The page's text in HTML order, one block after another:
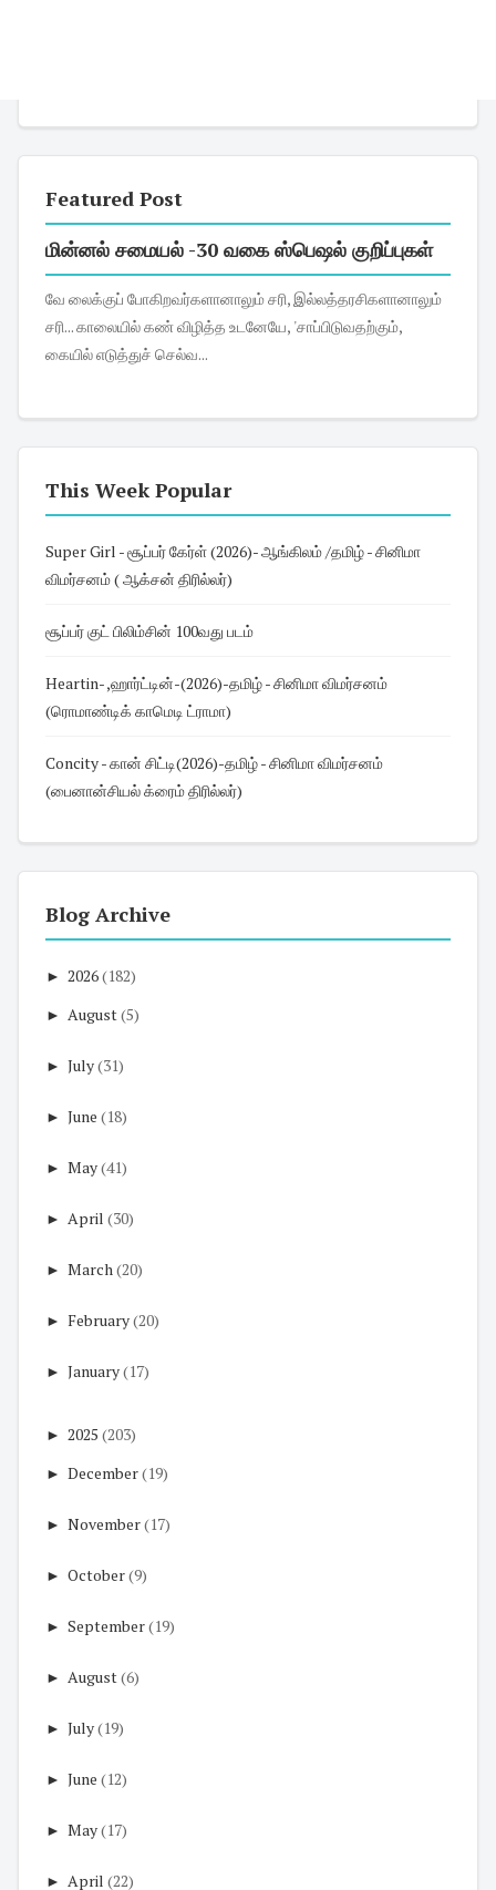
Featured Post
மின்னல் சமையல் -30 வகை ஸ்பெஷல் குறிப்புகள்
வே லைக்குப் போகிறவர்களானாலும் சரி, இல்லத்தரசிகளானாலும்
சரி... காலையில் கண் விழித்த உடனேயே, 'சாப்பிடுவதற்கும்,
கையில் எடுத்துச் செல்வ...
This Week Popular
Super Girl - சூப்பர் கேர்ள் (2026)- ஆங்கிலம் /தமிழ் - சினிமா
விமர்சனம் ( ஆக்சன் திரில்லர்)
சூப்பர் குட் பிலிம்சின் 100வது படம்
Heartin- ,ஹார்ட்டின்-(2026)-தமிழ் - சினிமா விமர்சனம்
(ரொமாண்டிக் காமெடி ட்ராமா)
Concity - கான் சிட்டி(2026)-தமிழ் - சினிமா விமர்சனம்
(பைனான்சியல் க்ரைம் திரில்லர்)
Blog Archive
► 2026(182)
► August(5)
► July(31)
► June (18)
► May(41)
► April (30)
► March(20)
► February(20)
► January(17)
► 2025 (203)
► December(19)
► November(17)
► October(9)
► September(19)
► August(6)
► July(19)
► June (12)
► May(17)
► April (22)